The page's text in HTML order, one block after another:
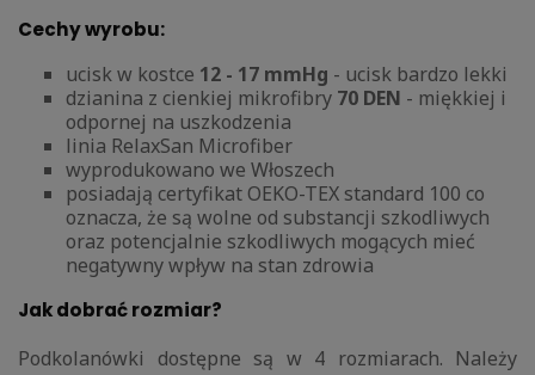
Cechy wyrobu:
ucisk w kostce 12 - 17 mmHg - ucisk bardzo lekki
dzianina z cienkiej mikrofibry 70 DEN - miękkiej i
odpornej na uszkodzenia
linia RelaxSan Microfiber
wyprodukowano we Włoszech
posiadają certyfikat OEKO-TEX standard 100 co
oznacza, że są wolne od substancji szkodliwych
oraz potencjalnie szkodliwych mogących mieć
negatywny wpływ na stan zdrowia
Jak dobrać rozmiar?
Podkolanówki dostępne są w 4 rozmiarach. Należy